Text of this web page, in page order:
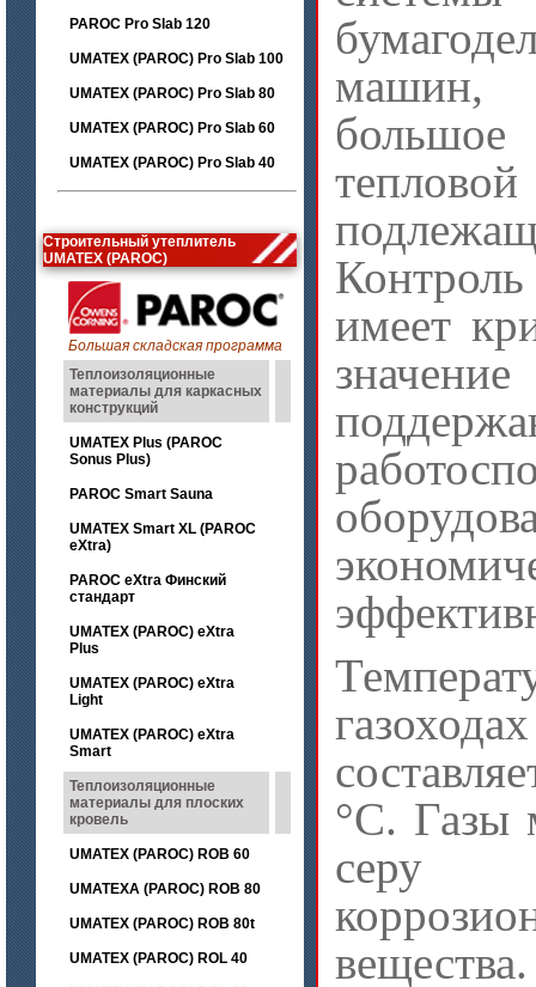
PAROC Pro Slab 120
UMATEX (PAROC) Pro Slab 100
UMATEX (PAROC) Pro Slab 80
UMATEX (PAROC) Pro Slab 60
UMATEX (PAROC) Pro Slab 40
Строительный утеплитель
UMATEX (PAROC)
Большая складская программа
Теплоизоляционные
материалы для каркасных
конструкций
UMATEX Plus (PAROC
Sonus Plus)
PAROC Smart Sauna
UMATEX Smart XL (PAROC
eXtra)
PAROC eXtra Финский
стандарт
UMATEX (PAROC) eXtra
Plus
UMATEX (PAROC) eXtra
Light
UMATEX (PAROC) eXtra
Smart
Теплоизоляционные
материалы для плоских
кровель
UMATEX (PAROC) ROB 60
UMATEXA (PAROC) ROB 80
UMATEX (PAROC) ROB 80t
UMATEX (PAROC) ROL 40
машин,
имеет
°C. Газы
серу